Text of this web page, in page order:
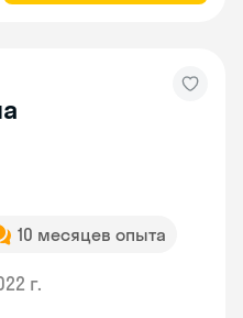
10 месяцев опыта
г.